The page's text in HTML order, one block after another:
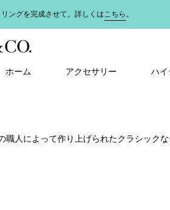
ングを完成させて。詳しくはこちら 。
ホーム アクセサリー ハイ
人によって作り上げられたクラシック